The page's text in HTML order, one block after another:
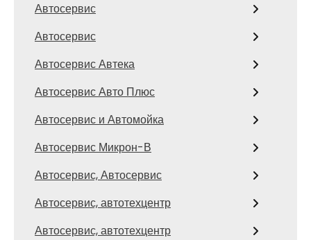
Автосервис
Автосервис
Автосервис Автека
Автосервис Авто Плюс
Автосервис и Автомойка
Автосервис Микрон-В
Автосервис, Автосервис
Автосервис, автотехцентр
Автосервис, автотехцентр